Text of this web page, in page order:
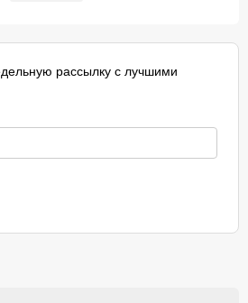
рассылку с лучшими